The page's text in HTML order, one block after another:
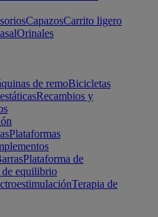
CapazosCarrito ligero
Orinales
de remoBicicletas
Recambios y
Plataformas
Plataforma de
de equilibrio
Terapia de